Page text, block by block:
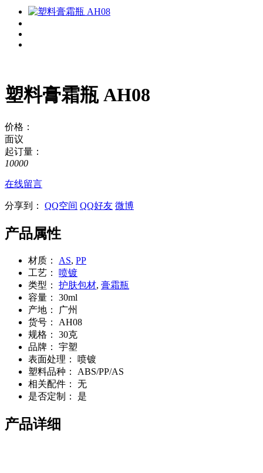
塑料膏霜瓶 AH08
价格：
面议
起订量：
10000
在线留言
分享到： QQ空间 QQ好友 微博
产品属性
材质： AS, PP
工艺：
喷镀
类型：
护肤包材, 膏霜瓶
容量：
30ml
产地：
广州
货号：
AH08
规格：
30克
品牌：
宇塑
表面处理：
喷镀
塑料品种：
ABS/PP/AS
相关配件：
无
是否定制：
是
产品详细